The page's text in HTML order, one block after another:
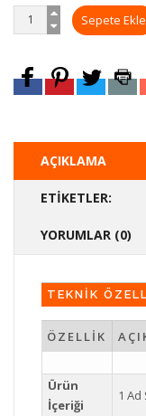
AÇIKLAMA
ETIKETLER:
YORUMLAR (0)
TEKNİK
ÖZELLİK
Ürün
İçeriği
1